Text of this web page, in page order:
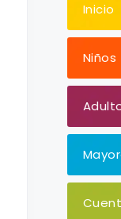
Inicio
Niños